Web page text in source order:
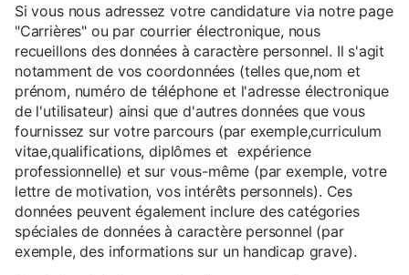
Si vous nous adressez votre candidature via notre page
"Carrières" ou par courrier électronique, nous
recueillons des données à caractère personnel. Il s'agit
notamment de vos coordonnées (telles que,nom et
prénom, numéro de téléphone et l'adresse électronique
de l'utilisateur) ainsi que d'autres données que vous
fournissez sur votre parcours (par exemple,curriculum
vitae,qualifications, diplômes et expérience
professionnelle) et sur vous-même (par exemple, votre
lettre de motivation, vos intérêts personnels). Ces
données peuvent également inclure des catégories
spéciales de données à caractère personnel (par
exemple, des informations sur un handicap grave).